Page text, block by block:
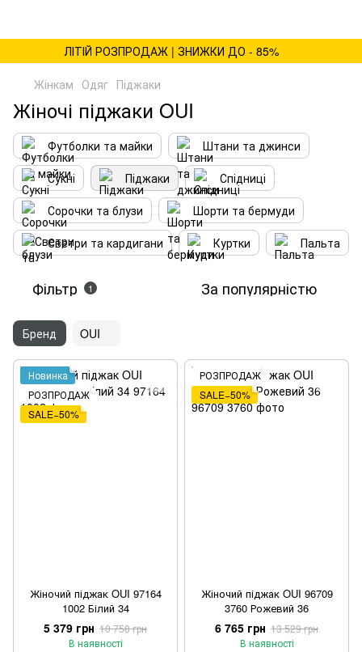
ЛІТІЙ РОЗПРОДАЖ | ЗНИЖКИ ДО - 85%
Жінкам Одяг Піджаки
Жіночі піджаки OUI
Футболки та майки
Штани та джинси
Сукні
Піджаки
Спідниці
Сорочки та блузи
Шорти та бермуди
Светри та кардигани
Куртки Пальта
Фільтр 1 За популярністю
Бренд OUI
Новинка
РОЗПРОДАЖ
SALE−50%
Жіночий піджак OUI 97164
1002 Білий 34
5 379 грн 10 758 грн
В наявності
РОЗПРОДАЖ
SALE−50%
Жіночий піджак OUI 96709
3760 Рожевий 36
6 765 грн 13 529 грн
В наявності